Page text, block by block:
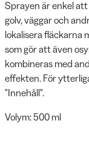
Sprayen är enkel
golv, väggar och
lokalisera fläckarna
som gör att även
kombineras med
effekten. För
"Innehåll".
Volym: 500 ml